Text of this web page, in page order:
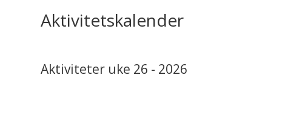
Aktivitetskalender
Aktiviteter uke 26 - 2026